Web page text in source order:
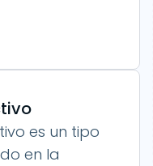
es un tipo
en la